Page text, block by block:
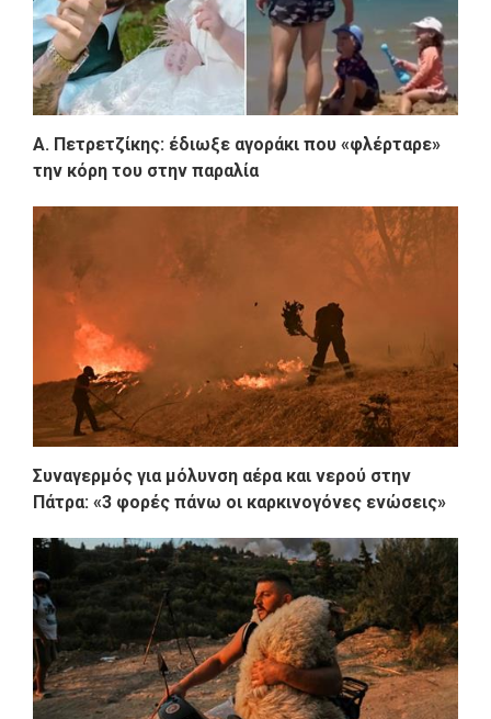
Α. Πετρετζίκης: έδιωξε αγοράκι που «φλέρταρε»
την κόρη του στην παραλία
Συναγερμός για μόλυνση αέρα και νερού στην
Πάτρα: «3 φορές πάνω οι καρκινογόνες ενώσεις»